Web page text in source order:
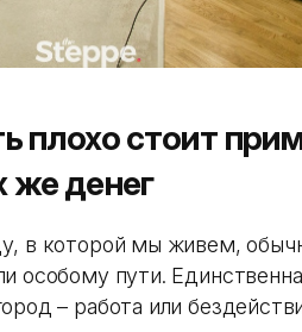
плохо стоит
же денег
в которой мы живем,
особому пути.
– работа или